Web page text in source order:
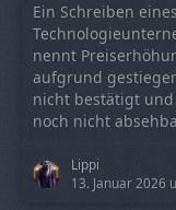
Ein Schreiben
nennt
aufgrund
nicht bestätigt
noch nicht
Lippi
13. Januar 2026